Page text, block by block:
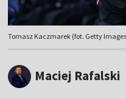
Tomasz Kaczmarek (fot. Getty
Maciej Rafalski